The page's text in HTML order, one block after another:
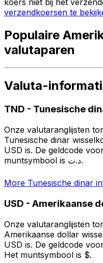
verzendkoersen te
Populaire
valutaparen
Valuta-
TND - Tunesische
Onze valutaranglijsten
Tunesische dinar
USD is. De geldcode
muntsymbool is د.ت.
More Tunesische dinar
USD - Amerikaanse
Onze valutaranglijsten
Amerikaanse dollar
USD is. De geldcode
Het muntsymbool is $.